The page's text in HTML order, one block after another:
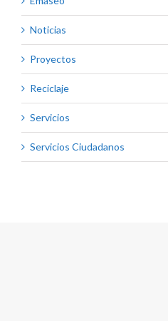
Noticias
Proyectos
Reciclaje
Servicios
Servicios Ciudadanos